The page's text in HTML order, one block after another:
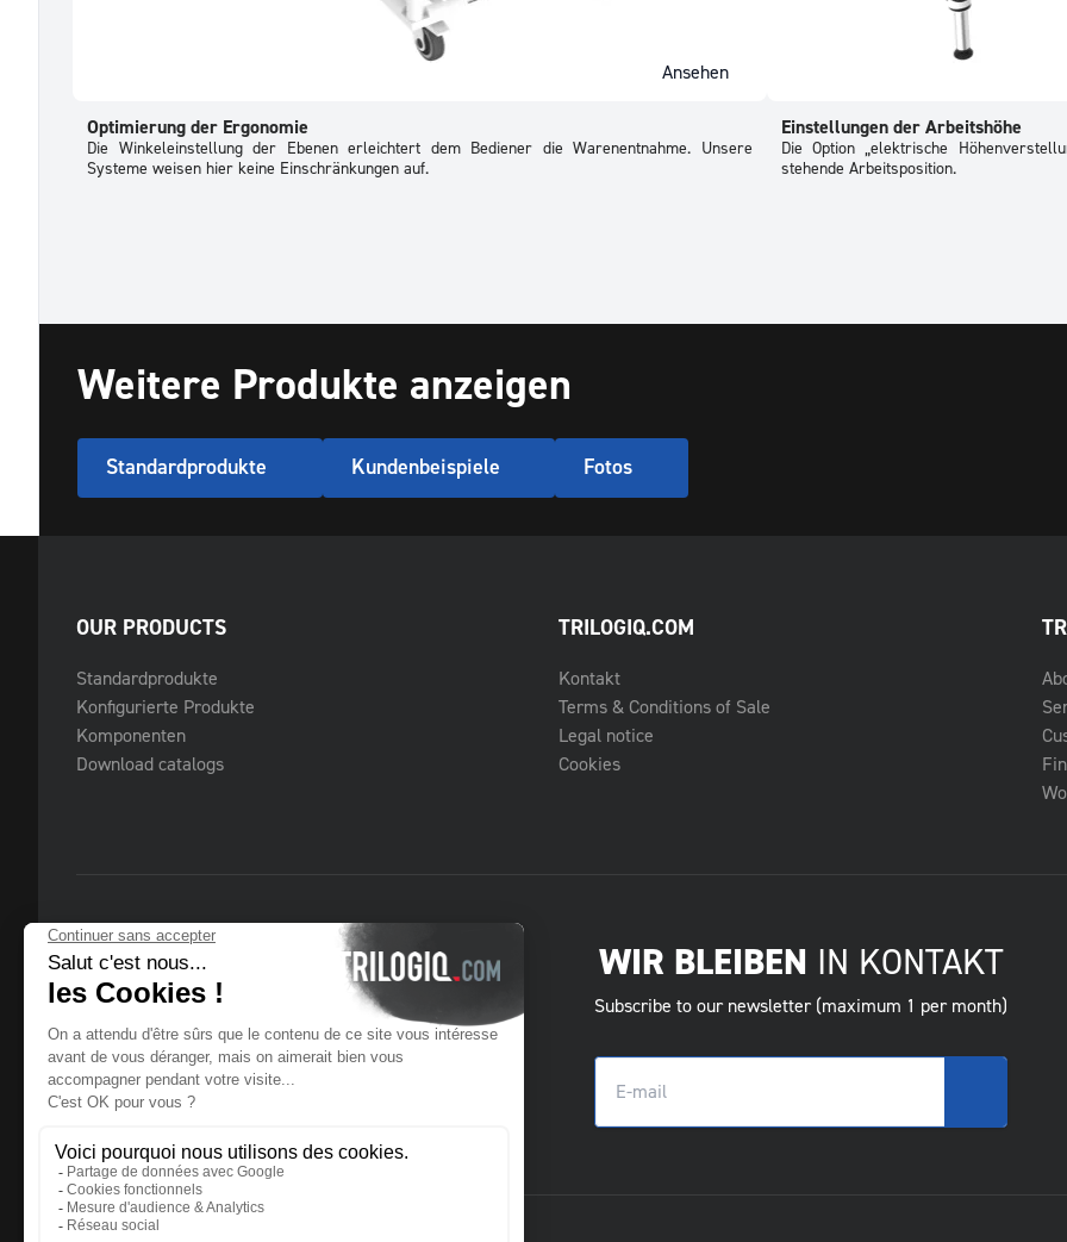
Ansehen
Optimierung der Ergonomie
Die Winkeleinstellung der Ebenen erleichtert dem Bediener die Warenentnahme. Unsere
Systeme weisen hier keine Einschränkungen auf.
Einstellungen der Arbeitshöhe
Die Option „elektrische
stehende Arbeitsposition.
Weitere Produkte anzeigen
Standardprodukte Kundenbeispiele Fotos
OUR PRODUCTS
Standardprodukte
Konfigurierte Produkte
Komponenten
Download catalogs
TRILOGIQ.COM
Kontakt
Terms & Conditions of Sale
Legal notice
Cookies
WIR BLEIBEN IN KONTAKT
Subscribe to our newsletter (maximum 1 per month)